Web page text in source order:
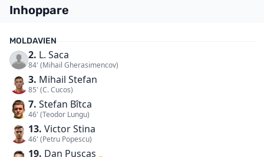
Inhoppare
MOLDAVIEN
2. L. Saca
84' (Mihail Gherasimencov)
3. Mihail Stefan
85' (C. Cucos)
7. Stefan Bîtca
46' (Teodor Lungu)
13. Victor Stina
46' (Petru Popescu)
19. Dan Pușcaș